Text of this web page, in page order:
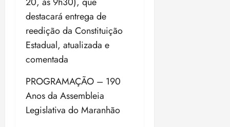
destacará entrega de
reedição da Constituição
Estadual, atualizada e
comentada
PROGRAMAÇÃO – 190
Anos da Assembleia
Legislativa do Maranhão